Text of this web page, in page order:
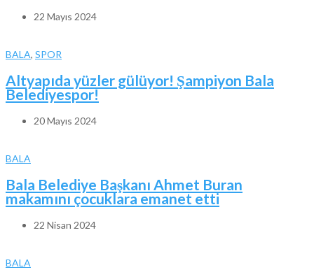
22 Mayıs 2024
BALA, SPOR
Altyapıda yüzler gülüyor! Şampiyon Bala
Belediyespor!
20 Mayıs 2024
BALA
Bala Belediye Başkanı Ahmet Buran
makamını çocuklara emanet etti
22 Nisan 2024
BALA